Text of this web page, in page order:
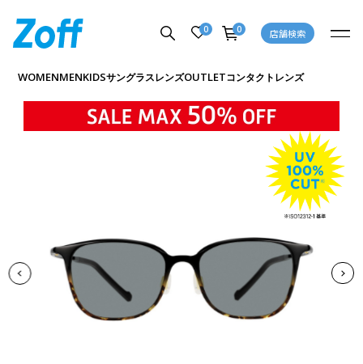
0 0 店舗検索
WOMENMENKIDSサングラスレンズOUTLETコンタクトレンズ
商品詳細ページへ